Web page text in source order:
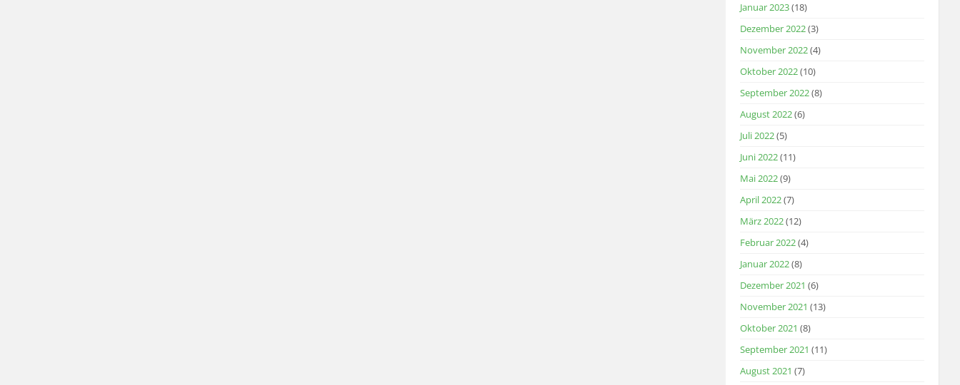
Januar 2023(18)
Dezember 2022(3)
November 2022(4)
Oktober 2022(10)
September 2022(8)
August 2022(6)
Juli 2022(5)
Juni 2022(11)
Mai 2022(9)
April 2022(7)
März 2022(12)
Februar 2022(4)
Januar 2022(8)
Dezember 2021 (6)
November 2021 (13)
Oktober 2021 (8)
September 2021 (11)
August 2021 (7)